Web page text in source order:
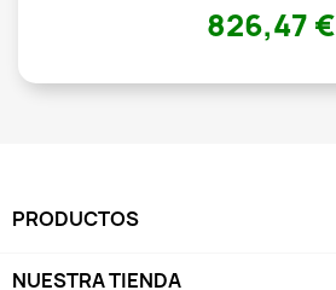
826,47 €
PRODUCTOS
NUESTRA TIENDA